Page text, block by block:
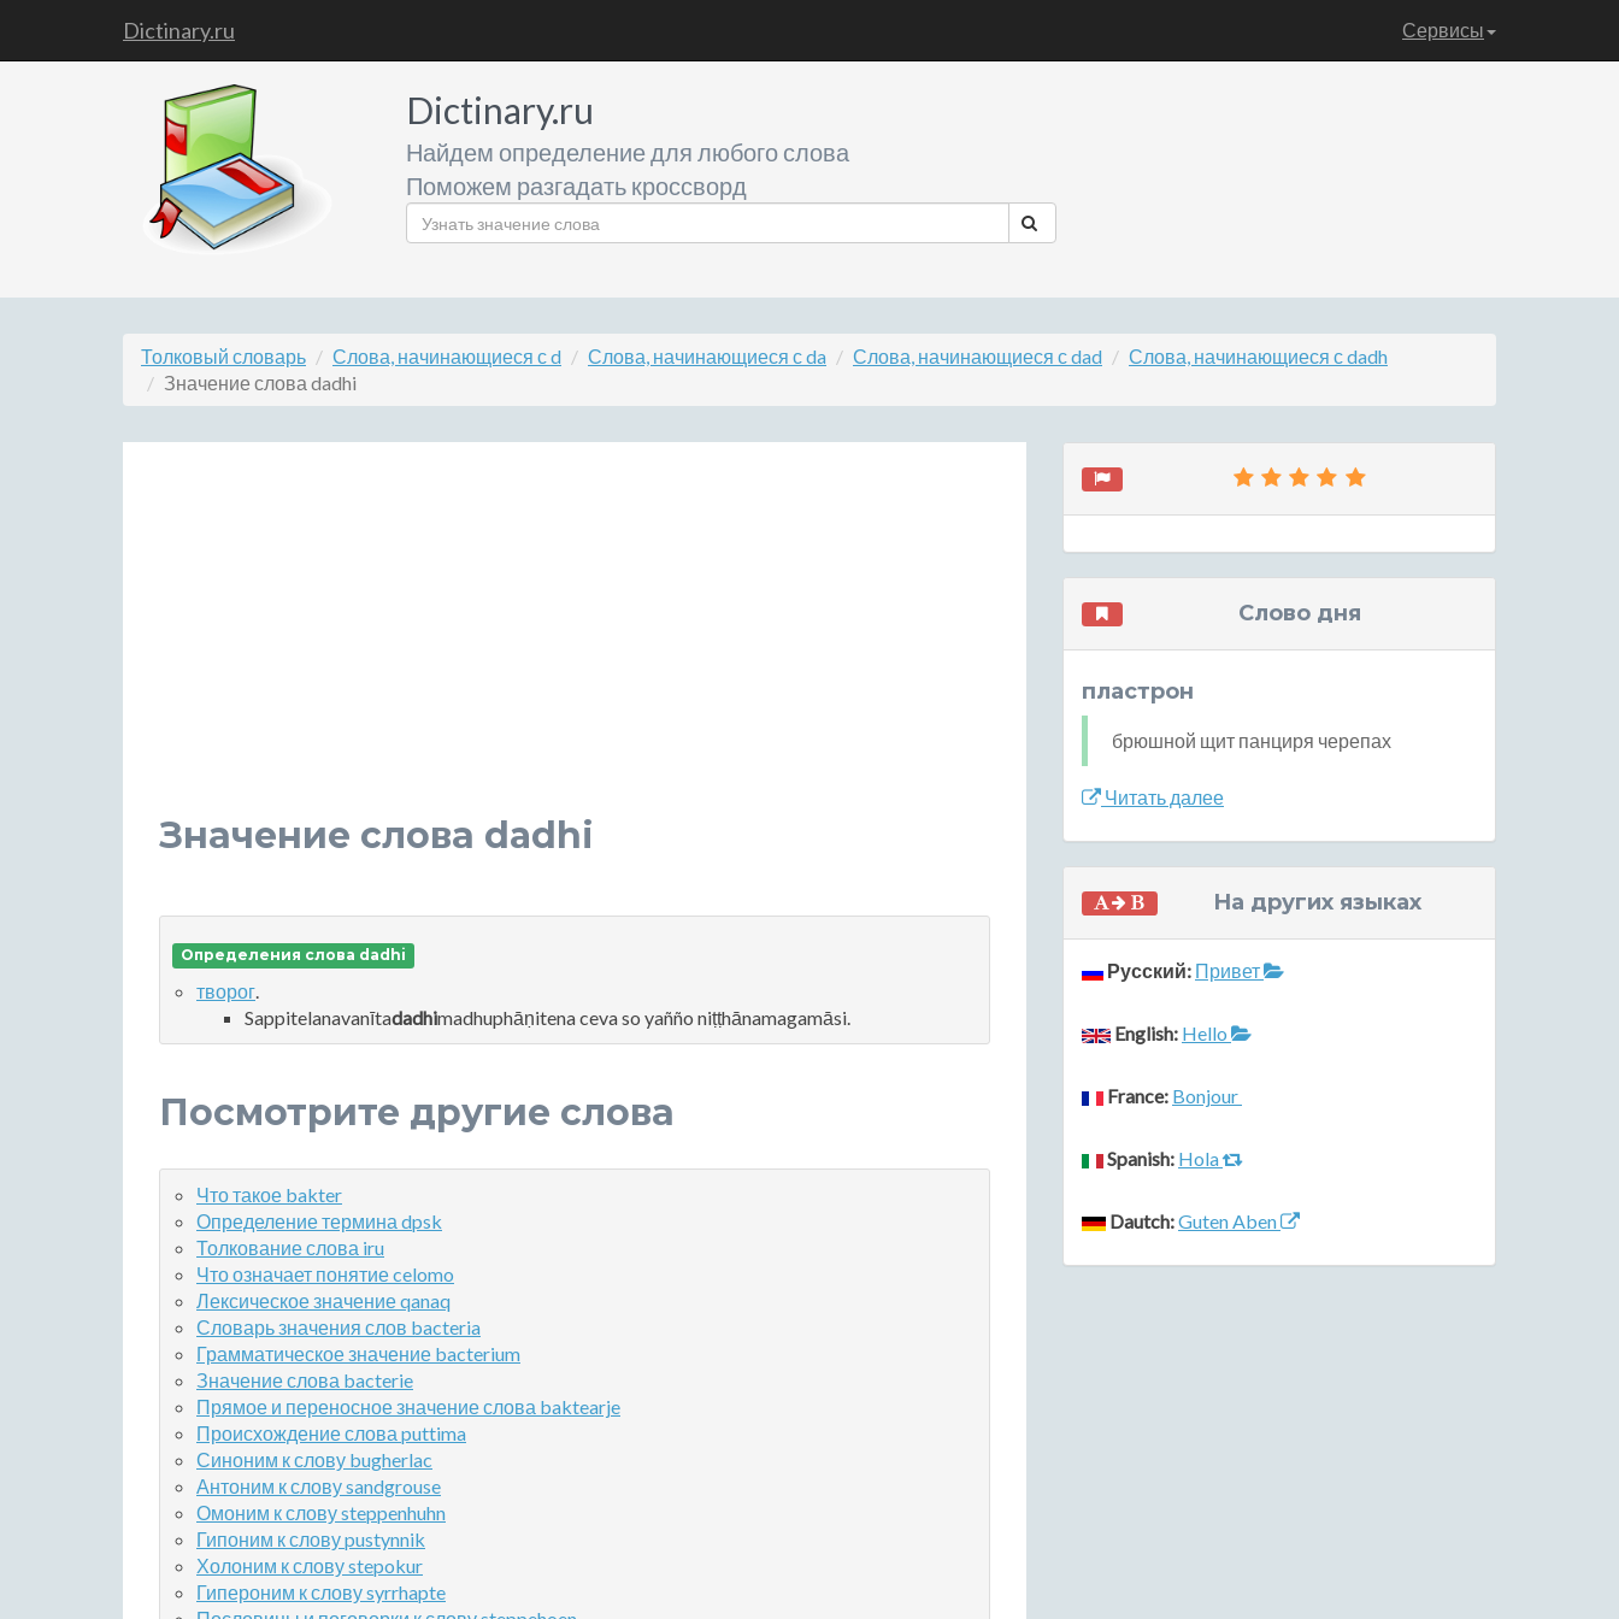
Dictinary.ru Сервисы
Dictinary.ru
Найдем определение для любого слова
Поможем разгадать кроссворд
Толковый словарь Слова, начинающиеся с d Слова, начинающиеся с da Слова, начинающиеся с dad
Слова, начинающиеся с dadh
Значение слова dadhi
Значение слова dadhi
Определения слова dadhi
творог.
Sappitelanavanītadadhimadhuphāṇitena ceva so yañño niṭṭhānamagamāsi.
Посмотрите другие слова
Что такое bakter
Определение термина dpsk
Толкование слова iru
Что означает понятие celomo
Лексическое значение qanaq
Словарь значения слов bacteria
Грамматическое значение bacterium
Значение слова bacterie
Прямое и переносное значение слова baktearje
Происхождение слова puttima
Синоним к слову bugherlac
Антоним к слову sandgrouse
Омоним к слову steppenhuhn
Гипоним к слову pustynnik
Холоним к слову stepokur
Гипероним к слову syrrhapte
Слово дня
пластрон
брюшной щит панциря черепах
Читать далее
На других языках
Русский: Привет
English: Hello
France: Bonjour
Spanish: Hola
Dautch:Guten Aben